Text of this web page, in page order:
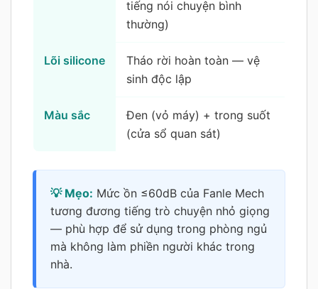
tiếng nói chuyện bình
thường)
Lõi silicone
Tháo rời hoàn toàn — vệ
sinh độc lập
Màu sắc
Đen (vỏ máy) + trong suốt
(cửa sổ quan sát)
💡 Mẹo: Mức ồn ≤60dB của Fanle Mech
tương đương tiếng trò chuyện nhỏ giọng
— phù hợp để sử dụng trong phòng ngủ
mà không làm phiền người khác trong
nhà.